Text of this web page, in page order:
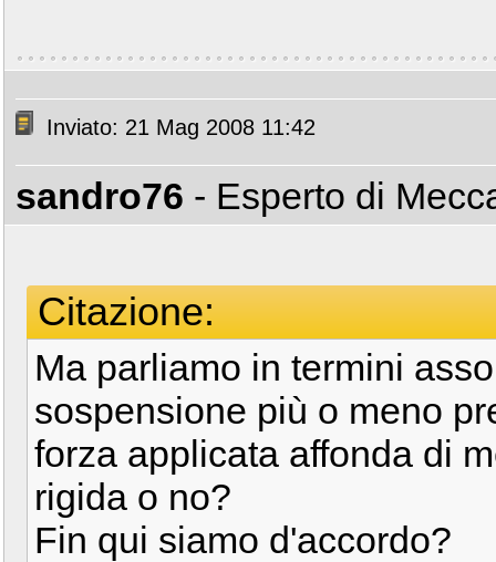
Inviato: 21 Mag 2008 11:42
sandro76 - Esperto di
Citazione:
Ma parliamo in termini
sospensione più o meno
forza applicata affonda di
rigida o no?
Fin qui siamo d'accordo?